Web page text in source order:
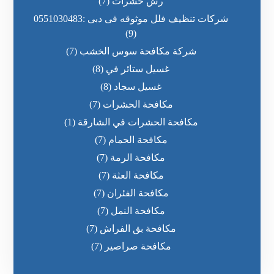
شركات تنظيف فلل موثوقه فى دبى :0551030483
(9)
شركة مكافحة سوس الخشب (7)
غسيل ستائر في (8)
غسيل سجاد (8)
مكافحة الحشرات (7)
مكافحة الحشرات في الشارقة (1)
مكافحة الحمام (7)
مكافحة الرمة (7)
مكافحة العثة (7)
مكافحة الفئران (7)
مكافحة النمل (7)
مكافحة بق الفراش (7)
مكافحة صراصير (7)